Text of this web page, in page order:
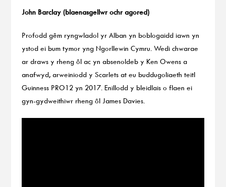
John Barclay (blaenasgellwr ochr agored)
Profodd gêm ryngwladol yr Alban yn boblogaidd iawn yn
ystod ei bum tymor yng Ngorllewin Cymru. Wedi chwarae
ar draws y rheng ôl ac yn absenoldeb y Ken Owens a
anafwyd, arweiniodd y Scarlets at eu buddugoliaeth teitl
Guinness PRO12 yn 2017. Enillodd y bleidlais o flaen ei
gyn-gydweithiwr rheng ôl James Davies.